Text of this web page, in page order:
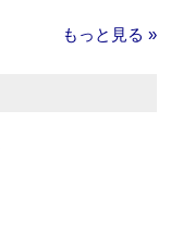
もっと見る »